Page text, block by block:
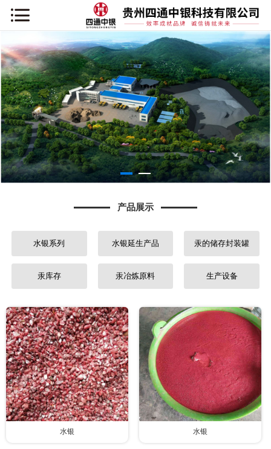
产品展示
水银系列 水银延生产品 汞的储存封装罐
汞库存 汞冶炼原料 生产设备
水银 水银
网站首页
关于我们
新闻资讯
产品展示
项目案例
联系我们